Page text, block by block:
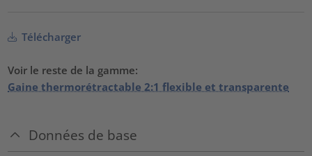
Télécharger
Voir le reste de la gamme:
Gaine thermorétractable 2:1 flexible et transparente
Données de base